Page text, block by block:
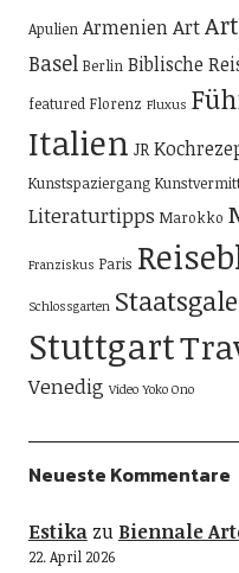
Apulien ArmenienArt
Basel Berlin Biblische
featured Florenz Fluxus
Italien JR
Kunstspaziergang
Literaturtipps Marokko
Franziskus Paris
Schlossgarten
Stuttgart
Venedig Video Yoko Ono
Neueste Kommentare
Estikazu Biennale
22. April 2026